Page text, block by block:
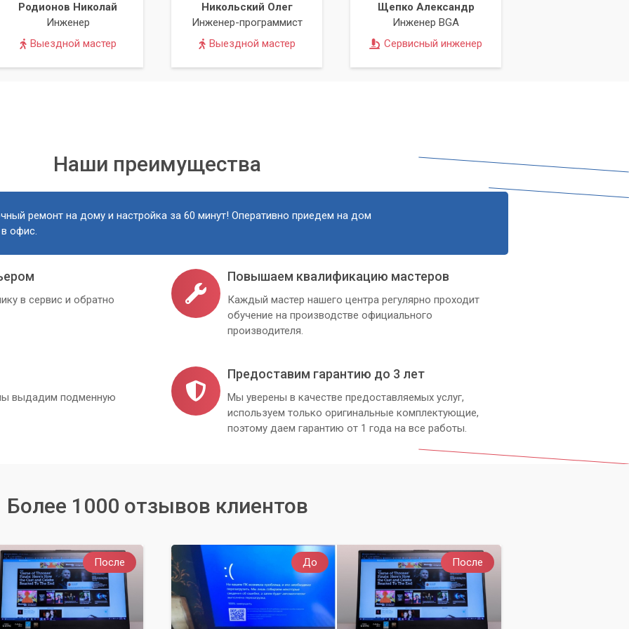
сократить время простоя вашей IT-инфраструктуры до
на непрерывность ваших бизнес-процессов.
IT-специалистов, имеющих богатый опыт в организации
ключ"
от планирования до финальной настройки, освобождая вас
а шагом к новым возможностям. «Компьютерный Мастер»
Родионов Николай
Инженер
Выездной мастер
Никольский Олег
Инженер-программист
Выездной мастер
Щепко Александр
Инженер BGA
Сервисный инженер
Наши преимущества
ремонт на дому и настройка за 60 минут! Оперативно приедем на дом
офис.
в сервис и обратно
Повышаем квалификацию мастеров
Каждый мастер нашего центра регулярно проходит
обучение на производстве официального
производителя.
выдадим подменную
Предоставим гарантию до 3 лет
Мы уверены в качестве предоставляемых услуг,
используем только оригинальные комплектующие,
поэтому даем гарантию от 1 года на все работы.
Более 1000 отзывов клиентов
После До После